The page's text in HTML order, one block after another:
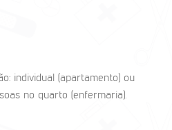
individual (apartamento) ou
no quarto (enfermaria).